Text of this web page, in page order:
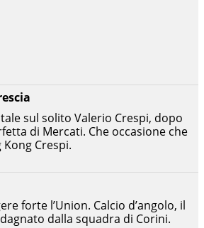
forte l’Union. Calcio d’angolo, il
dalla squadra di Corini.
sul solito Valerio Crespi, dopo
di Mercati. Che occasione che
Crespi.